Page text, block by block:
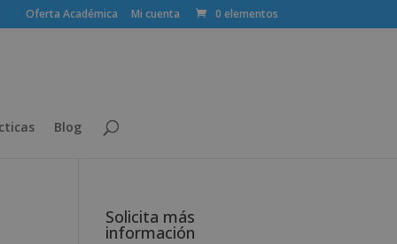
Oferta Académica Mi cuenta 0 elementos
Blog
Solicita más
información